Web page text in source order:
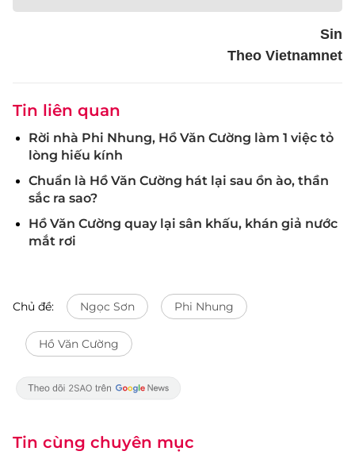
Sin
Theo Vietnamnet
Tin liên quan
Rời nhà Phi Nhung, Hồ Văn Cường làm 1 việc tỏ
lòng hiếu kính
Chuẩn là Hồ Văn Cường hát lại sau ồn ào, thần
sắc ra sao?
Hồ Văn Cường quay lại sân khấu, khán giả nước
mắt rơi
Chủ đề: Ngọc Sơn Phi Nhung
Hồ Văn Cường
Tin cùng chuyên mục